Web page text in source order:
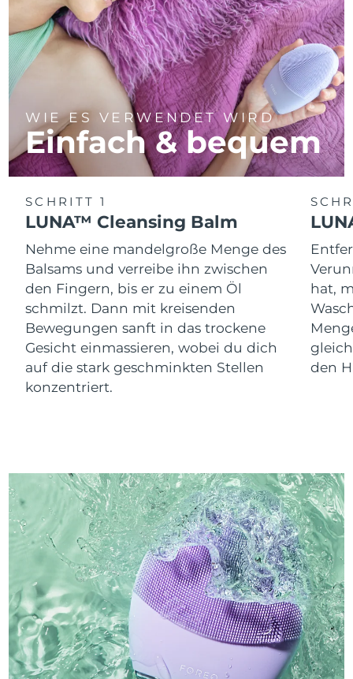
WIE ES VERWENDET WIRD
Einfach & bequem
SCHRITT 1
LUNA™ Cleansing Balm
Nehme eine mandelgroße Menge des
Balsams und verreibe ihn zwischen
den Fingern, bis er zu einem Öl
schmilzt. Dann mit kreisenden
Bewegungen sanft in das trockene
Gesicht einmassieren, wobei du dich
auf die stark geschminkten Stellen
konzentriert.
hat,
den